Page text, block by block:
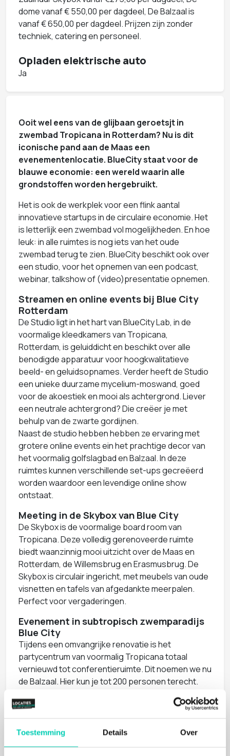
Toestemming Details Over
dome vanaf € 550,00 per dagdeel, De Balzaal is
vanaf € 650,00 per dagdeel. Prijzen zijn zonder
techniek, catering en personeel.
Opladen elektrische auto
Ja
Ooit wel eens van de glijbaan geroetsjt in
zwembad Tropicana in Rotterdam? Nu is dit
iconische pand aan de Maas een
evenementenlocatie. BlueCity staat voor de
blauwe economie: een wereld waarin alle
grondstoffen worden hergebruikt.
Het is ook de werkplek voor een flink aantal
innovatieve startups in de circulaire economie. Het
is letterlijk een zwembad vol mogelijkheden. En hoe
leuk: in alle ruimtes is nog iets van het oude
zwembad terug te zien. BlueCity beschikt ook over
een studio, voor het opnemen van een podcast,
webinar, talkshow of (video)presentatie opnemen.
Streamen en online events bij Blue City
Rotterdam
De Studio ligt in het hart van BlueCity Lab, in de
voormalige kleedkamers van Tropicana,
Rotterdam, is geluiddicht en beschikt over alle
benodigde apparatuur voor hoogkwalitatieve
beeld- en geluidsopnames. Verder heeft de Studio
een unieke duurzame mycelium-moswand, goed
voor de akoestiek en mooi als achtergrond. Liever
een neutrale achtergrond? Die creëer je met
behulp van de zwarte gordijnen.
Naast de studio hebben hebben ze ervaring met
grotere online events ein het prachtige decor van
het voormalig golfslagbad en Balzaal. In deze
ruimtes kunnen verschillende set-ups gecreëerd
worden waardoor een levendige online show
ontstaat.
Meeting in de Skybox van Blue City
De Skybox is de voormalige board room van
Tropicana. Deze volledig gerenoveerde ruimte
biedt waanzinnig mooi uitzicht over de Maas en
Rotterdam, de Willemsbrug en Erasmusbrug. De
Skybox is circulair ingericht, met meubels van oude
visnetten en tafels van afgedankte meerpalen.
Perfect voor vergaderingen.
Evenement in subtropisch zwemparadijs
Blue City
Tijdens een omvangrijke renovatie is het
partycentrum van voormalig Tropicana totaal
vernieuwd tot conferentieruimte. Dit noemen we nu
de Balzaal. Hier kun je tot 200 personen terecht.
gerenoveerd te worden, maar is wel al beschikbaar
Je publiek zit op de bodem van het zwembad,